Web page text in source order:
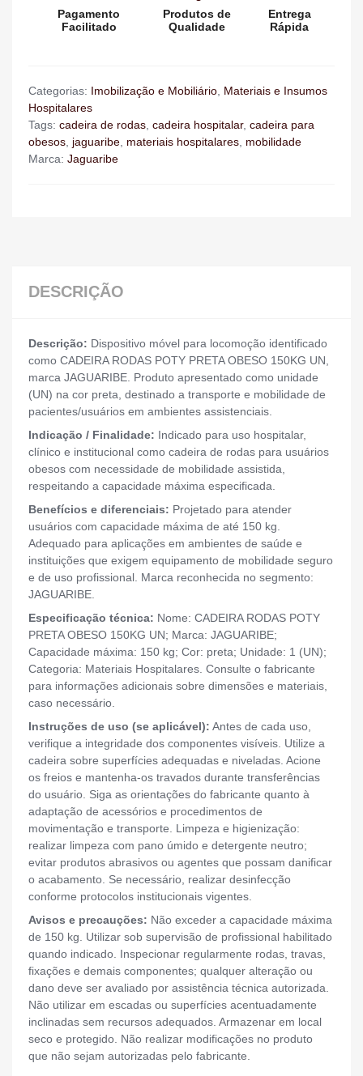
Pagamento
Facilitado
Produtos de
Qualidade
Entrega
Rápida
Categorias: Imobilização e Mobiliário, Materiais e Insumos
Hospitalares
Tags: cadeira de rodas, cadeira hospitalar, cadeira para
obesos, jaguaribe, materiais hospitalares, mobilidade
Marca: Jaguaribe
DESCRIÇÃO
Descrição: Dispositivo móvel para locomoção identificado
como CADEIRA RODAS POTY PRETA OBESO 150KG UN,
marca JAGUARIBE. Produto apresentado como unidade
(UN) na cor preta, destinado a transporte e mobilidade de
pacientes/usuários em ambientes assistenciais.
Indicação / Finalidade: Indicado para uso hospitalar,
clínico e institucional como cadeira de rodas para usuários
obesos com necessidade de mobilidade assistida,
respeitando a capacidade máxima especificada.
Benefícios e diferenciais: Projetado para atender
usuários com capacidade máxima de até 150 kg.
Adequado para aplicações em ambientes de saúde e
instituições que exigem equipamento de mobilidade seguro
e de uso profissional. Marca reconhecida no segmento:
JAGUARIBE.
Especificação técnica: Nome: CADEIRA RODAS POTY
PRETA OBESO 150KG UN; Marca: JAGUARIBE;
Capacidade máxima: 150 kg; Cor: preta; Unidade: 1 (UN);
Categoria: Materiais Hospitalares. Consulte o fabricante
para informações adicionais sobre dimensões e materiais,
caso necessário.
Instruções de uso (se aplicável): Antes de cada uso,
verifique a integridade dos componentes visíveis. Utilize a
cadeira sobre superfícies adequadas e niveladas. Acione
os freios e mantenha-os travados durante transferências
do usuário. Siga as orientações do fabricante quanto à
adaptação de acessórios e procedimentos de
movimentação e transporte. Limpeza e higienização:
realizar limpeza com pano úmido e detergente neutro;
evitar produtos abrasivos ou agentes que possam danificar
o acabamento. Se necessário, realizar desinfecção
conforme protocolos institucionais vigentes.
Avisos e precauções: Não exceder a capacidade máxima
de 150 kg. Utilizar sob supervisão de profissional habilitado
quando indicado. Inspecionar regularmente rodas, travas,
fixações e demais componentes; qualquer alteração ou
dano deve ser avaliado por assistência técnica autorizada.
Não utilizar em escadas ou superfícies acentuadamente
inclinadas sem recursos adequados. Armazenar em local
seco e protegido. Não realizar modificações no produto
que não sejam autorizadas pelo fabricante.